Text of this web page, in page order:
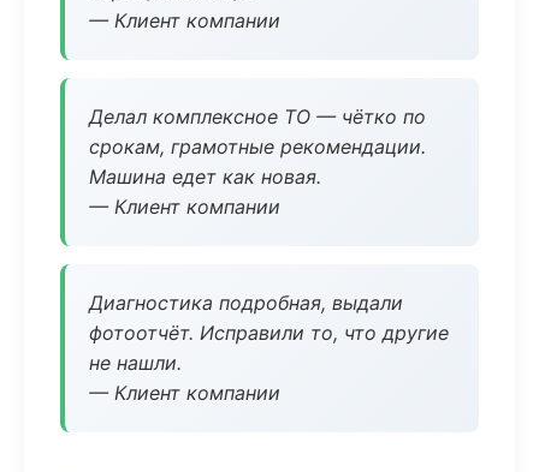
— Клиент компании
Делал комплексное ТО — чётко по
срокам, грамотные рекомендации.
Машина едет как новая.
— Клиент компании
Диагностика подробная, выдали
фотоотчёт. Исправили то, что другие
не нашли.
— Клиент компании